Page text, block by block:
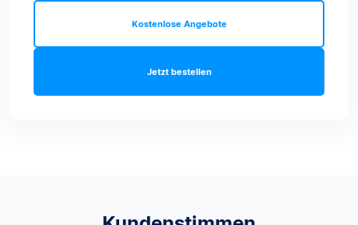
Jetzt bestellen
Kostenlose Angebote